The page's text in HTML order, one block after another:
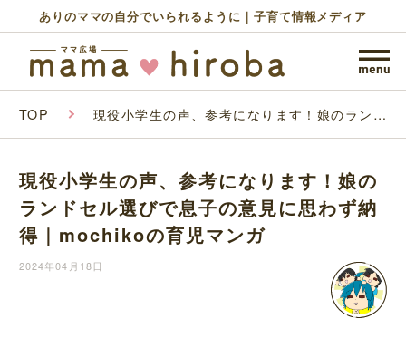
ありのママの自分でいられるように｜子育て情報メディア
TOP 現役小学生の声、参考になります！娘のランド
mochikoの育児マンガ
現役小学生の声、参考になります！娘の
ランドセル選びで息子の意見に思わず納
得｜mochikoの育児マンガ
2024年04月18日